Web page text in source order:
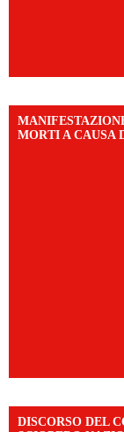
MORTI A CAUSA
DISCORSO DEL